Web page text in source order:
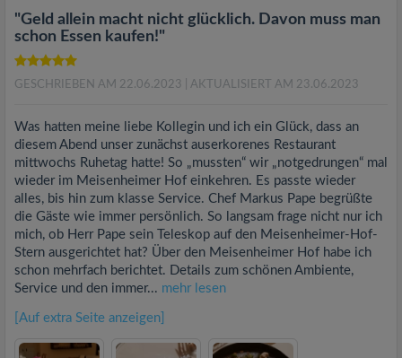
"Geld allein macht nicht glücklich. Davon muss man
schon Essen kaufen!"
GESCHRIEBEN AM 22.06.2023 | AKTUALISIERT AM 23.06.2023
Was hatten meine liebe Kollegin und ich ein Glück, dass an
diesem Abend unser zunächst auserkorenes Restaurant
mittwochs Ruhetag hatte! So „mussten“ wir „notgedrungen“ mal
wieder im Meisenheimer Hof einkehren. Es passte wieder
alles, bis hin zum klasse Service. Chef Markus Pape begrüßte
die Gäste wie immer persönlich. So langsam frage nicht nur ich
mich, ob Herr Pape sein Teleskop auf den Meisenheimer-Hof-
Stern ausgerichtet hat? Über den Meisenheimer Hof habe ich
schon mehrfach berichtet. Details zum schönen Ambiente,
Service und den immer... mehr lesen
[Auf extra Seite anzeigen]